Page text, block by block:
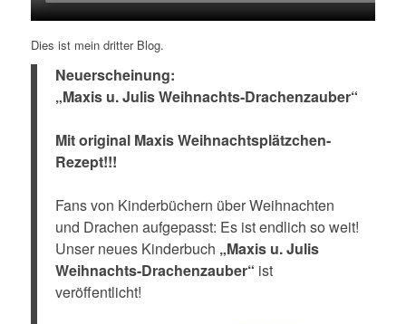
Dies ist mein dritter Blog.
Neuerscheinung:
„Maxis u. Julis Weihnachts-Drachenzauber“
Mit original Maxis Weihnachtsplätzchen-
Rezept!!!
Fans von Kinderbüchern über Weihnachten
und Drachen aufgepasst: Es ist endlich so weit!
Unser neues Kinderbuch „Maxis u. Julis
Weihnachts-Drachenzauber“ ist
veröffentlicht!